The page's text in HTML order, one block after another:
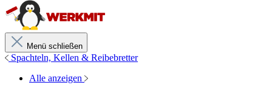
Menü schließen
Spachteln, Kellen & Reibebretter
Alle anzeigen